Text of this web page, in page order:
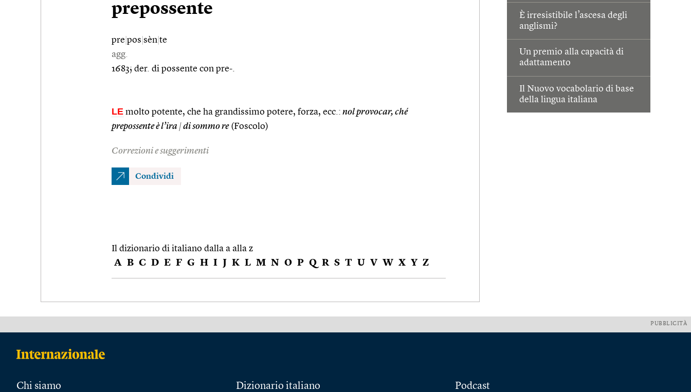
È irresistibile l’ascesa degli
anglismi?
Un premio alla capacità di
adattamento
Il Nuovo vocabolario di base
della lingua italiana
prepossente
pre pos sèn te
agg.
1683; der. di possente con pre-.
LE molto potente, che ha grandissimo potere, forza, ecc.: nol provocar, ché
prepossente è l’ira |di sommo re(Foscolo)
Correzioni e suggerimenti
Condividi
Il dizionario di italiano dalla a alla z
A B C D E F G H I J K L M N O P Q R S T U V W X Y Z
PUBBLICITÀ
Chi siamo Dizionario italiano Podcast